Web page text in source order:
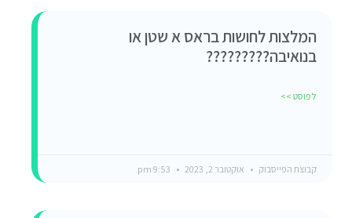
המלצות לחושות בראס א שטן או
בנואיבה?????????
לפוסט >>
קבוצת הפייסבוק אוקטובר 2, 2023